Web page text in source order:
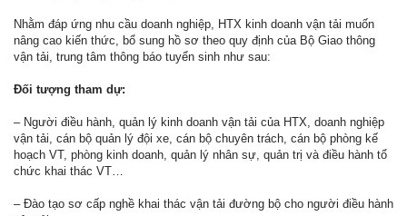
Nhằm đáp ứng nhu cầu doanh nghiệp, HTX kinh doanh vận tải muốn
nâng cao kiến thức, bổ sung hồ sơ theo quy định của Bộ Giao thông
vận tải, trung tâm thông báo tuyển sinh như sau:
Đối tượng tham dự:
– Người điều hành, quản lý kinh doanh vận tải của HTX, doanh nghiệp
vận tải, cán bộ quản lý đội xe, cán bộ chuyên trách, cán bộ phòng kế
hoạch VT, phòng kinh doanh, quản lý nhân sự, quản trị và điều hành tổ
chức khai thác VT…
– Đào tạo sơ cấp nghề khai thác vận tải đường bộ cho người điều hành